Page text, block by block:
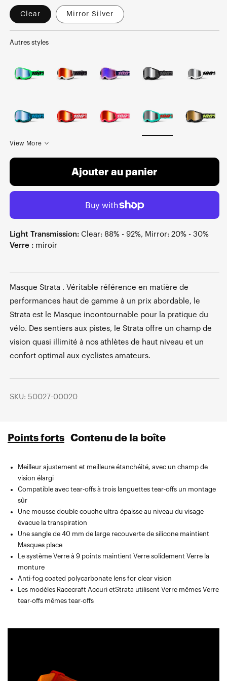
Clear Mirror Silver
Autres styles
View More
Ajouter au panier
Light Transmission: Clear: 88% - 92%, Mirror: 20% - 30%
Verre : miroir
Masque Strata . Véritable référence en matière de
performances haut de gamme à un prix abordable, le
Strata est le Masque incontournable pour la pratique du
vélo. Des sentiers aux pistes, le Strata offre un champ de
vision quasi illimité à nos athlètes de haut niveau et un
confort optimal aux cyclistes amateurs.
SKU: 50027-00020
Points forts Contenu de la boîte
Meilleur ajustement et meilleure étanchéité, avec un champ de
vision élargi
Compatible avec tear-offs à trois languettes tear-offs un montage
sûr
Une mousse double couche ultra-épaisse au niveau du visage
évacue la transpiration
Une sangle de 40 mm de large recouverte de silicone maintient
Masques place
Le système Verre à 9 points maintient Verre solidement Verre la
monture
Anti-fog coated polycarbonate lens for clear vision
Les modèles Racecraft Accuri etStrata utilisent Verre mêmes Verre
tear-offs mêmes tear-offs